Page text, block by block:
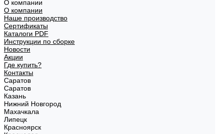
О компании
О компании
Наше производство
Сертификаты
Каталоги PDF
Инструкции по сборке
Новости
Акции
Где купить?
Контакты
Саратов
Саратов
Казань
Нижний Новгород
Махачкала
Липецк
Красноярск